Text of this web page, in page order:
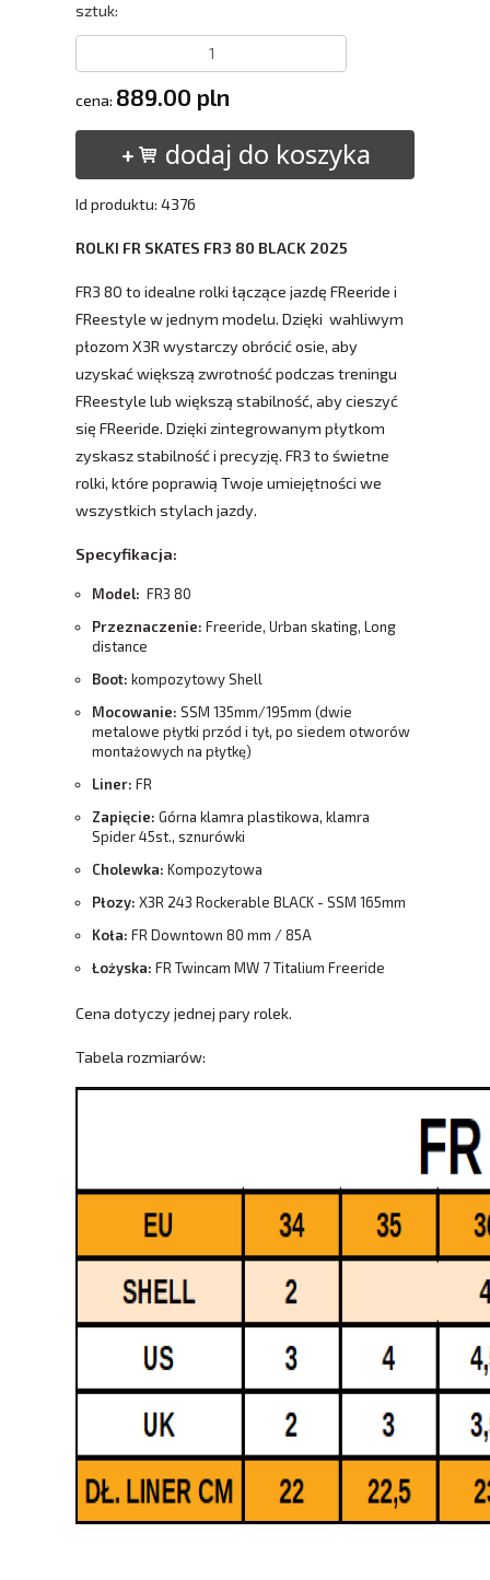
sztuk:
cena: 889.00 pln
dodaj do koszyka
Id produktu: 4376
ROLKI FR SKATES FR3 80 BLACK 2025
FR3 80 to idealne rolki łączące jazdę FReeride i
FReestyle w jednym modelu. Dzięki wahliwym
płozom X3R wystarczy obrócić osie, aby
uzyskać większą zwrotność podczas treningu
FReestyle lub większą stabilność, aby cieszyć
się FReeride. Dzięki zintegrowanym płytkom
zyskasz stabilność i precyzję. FR3 to świetne
rolki, które poprawią Twoje umiejętności we
wszystkich stylach jazdy.
Specyfikacja:
Model: FR3 80
Przeznaczenie: Freeride, Urban skating, Long
distance
Boot: kompozytowy Shell
Mocowanie: SSM 135mm/195mm (dwie
metalowe płytki przód i tył, po siedem otworów
montażowych na płytkę)
Liner: FR
Zapięcie: Górna klamra plastikowa, klamra
Spider 45st., sznurówki
Cholewka: Kompozytowa
Płozy: X3R 243 Rockerable BLACK - SSM 165mm
Koła: FR Downtown 80 mm / 85A
Łożyska: FR Twincam MW 7 Titalium Freeride
Cena dotyczy jednej pary rolek.
Tabela rozmiarów: